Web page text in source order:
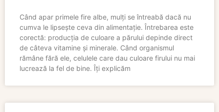
Când apar primele fire albe, mulți se întreabă dacă nu
cumva le lipsește ceva din alimentație. Întrebarea este
corectă: producția de culoare a părului depinde direct
de câteva vitamine și minerale. Când organismul
rămâne fără ele, celulele care dau culoare firului nu mai
lucrează la fel de bine. Îți explicăm